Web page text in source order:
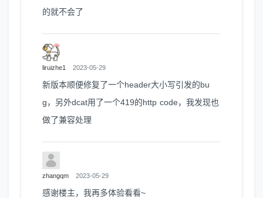
的就不会了
liruizhe1 2023-05-29
新版本顺便修复了一个header大小写引发的bu
g，另外dcat用了一个419的http code，我发现也
做了兼容处理
zhangqm 2023-05-29
感谢楼主，我再多体验看看~